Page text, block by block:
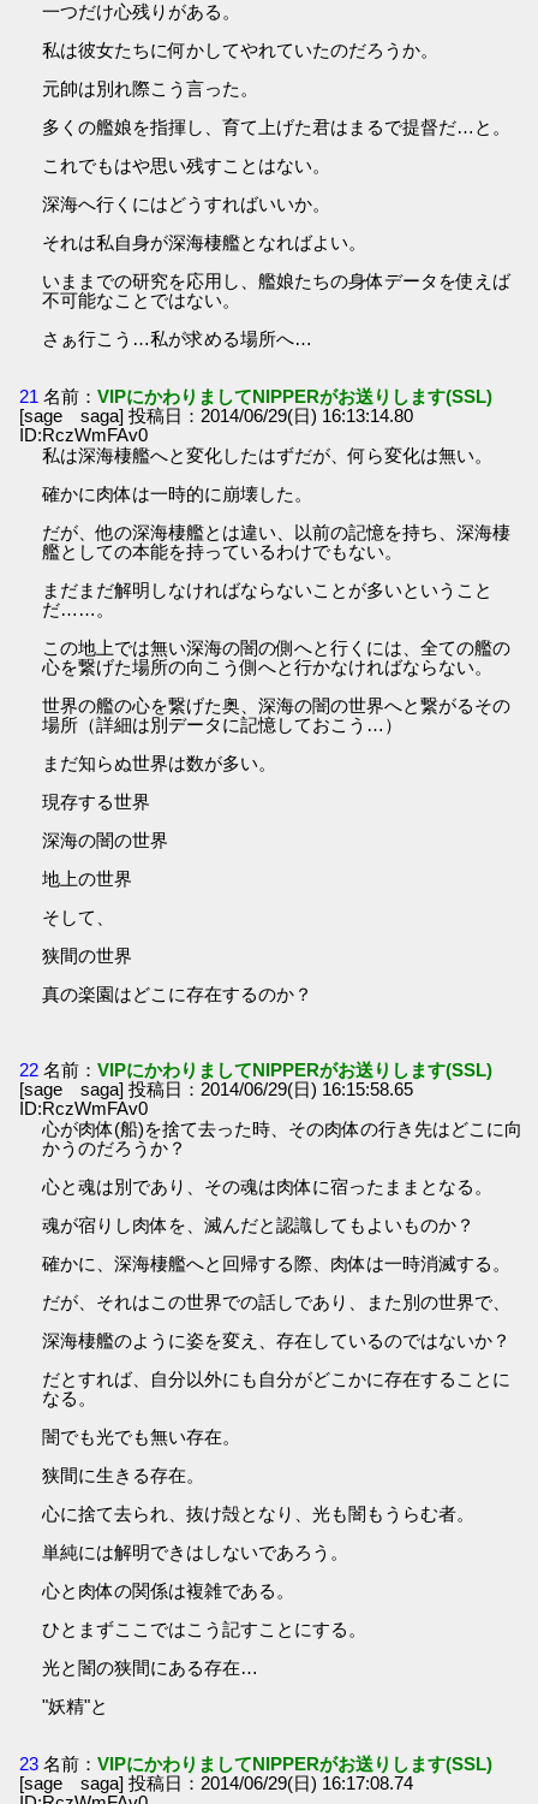
一つだけ心残りがある。
私は彼女たちに何かしてやれていたのだろうか。
元帥は別れ際こう言った。
多くの艦娘を指揮し、育て上げた君はまるで提督だ…と。
これでもはや思い残すことはない。
深海へ行くにはどうすればいいか。
それは私自身が深海棲艦となればよい。
いままでの研究を応用し、艦娘たちの身体データを使えば
不可能なことではない。
さぁ行こう…私が求める場所へ…
21 名前：VIPにかわりましてNIPPERがお送りします(SSL)
[sage saga] 投稿日：2014/06/29(日) 16:13:14.80
ID:RczWmFAv0
私は深海棲艦へと変化したはずだが、何ら変化は無い。
確かに肉体は一時的に崩壊した。
だが、他の深海棲艦とは違い、以前の記憶を持ち、深海棲
艦としての本能を持っているわけでもない。
まだまだ解明しなければならないことが多いということ
だ……。
この地上では無い深海の闇の側へと行くには、全ての艦の
心を繋げた場所の向こう側へと行かなければならない。
世界の艦の心を繋げた奥、深海の闇の世界へと繋がるその
場所（詳細は別データに記憶しておこう…）
まだ知らぬ世界は数が多い。
現存する世界
深海の闇の世界
地上の世界
そして、
狭間の世界
真の楽園はどこに存在するのか？
22 名前：VIPにかわりましてNIPPERがお送りします(SSL)
[sage saga] 投稿日：2014/06/29(日) 16:15:58.65
ID:RczWmFAv0
心が肉体(船)を捨て去った時、その肉体の行き先はどこに向
かうのだろうか？
心と魂は別であり、その魂は肉体に宿ったままとなる。
魂が宿りし肉体を、滅んだと認識してもよいものか？
確かに、深海棲艦へと回帰する際、肉体は一時消滅する。
だが、それはこの世界での話しであり、また別の世界で、
深海棲艦のように姿を変え、存在しているのではないか？
だとすれば、自分以外にも自分がどこかに存在することに
なる。
闇でも光でも無い存在。
狭間に生きる存在。
心に捨て去られ、抜け殻となり、光も闇もうらむ者。
単純には解明できはしないであろう。
心と肉体の関係は複雑である。
ひとまずここではこう記すことにする。
光と闇の狭間にある存在…
"妖精"と
23 名前：VIPにかわりましてNIPPERがお送りします(SSL)
[sage saga] 投稿日：2014/06/29(日) 16:17:08.74